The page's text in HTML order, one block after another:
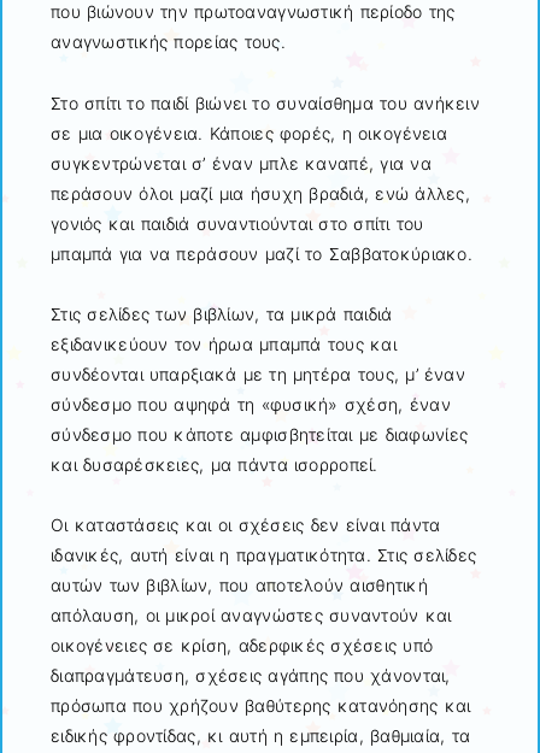
που βιώνουν την πρωτοαναγνωστική περίοδο της
αναγνωστικής πορείας τους.
Στο σπίτι το παιδί βιώνει το συναίσθημα του ανήκειν
σε μια οικογένεια. Κάποιες φορές, η οικογένεια
συγκεντρώνεται σ’ έναν μπλε καναπέ, για να
περάσουν όλοι μαζί μια ήσυχη βραδιά, ενώ άλλες,
γονιός και παιδιά συναντιούνται στο σπίτι του
μπαμπά για να περάσουν μαζί το Σαββατοκύριακο.
Στις σελίδες των βιβλίων, τα μικρά παιδιά
εξιδανικεύουν τον ήρωα μπαμπά τους και
συνδέονται υπαρξιακά με τη μητέρα τους, μ’ έναν
σύνδεσμο που αψηφά τη «φυσική» σχέση, έναν
σύνδεσμο που κάποτε αμφισβητείται με διαφωνίες
και δυσαρέσκειες, μα πάντα ισορροπεί.
Οι καταστάσεις και οι σχέσεις δεν είναι πάντα
ιδανικές, αυτή είναι η πραγματικότητα. Στις σελίδες
αυτών των βιβλίων, που αποτελούν αισθητική
απόλαυση, οι μικροί αναγνώστες συναντούν και
οικογένειες σε κρίση, αδερφικές σχέσεις υπό
διαπραγμάτευση, σχέσεις αγάπης που χάνονται,
πρόσωπα που χρήζουν βαθύτερης κατανόησης και
ειδικής φροντίδας, κι αυτή η εμπειρία, βαθμιαία, τα